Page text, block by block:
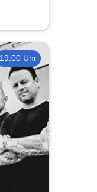
19:00 Uhr